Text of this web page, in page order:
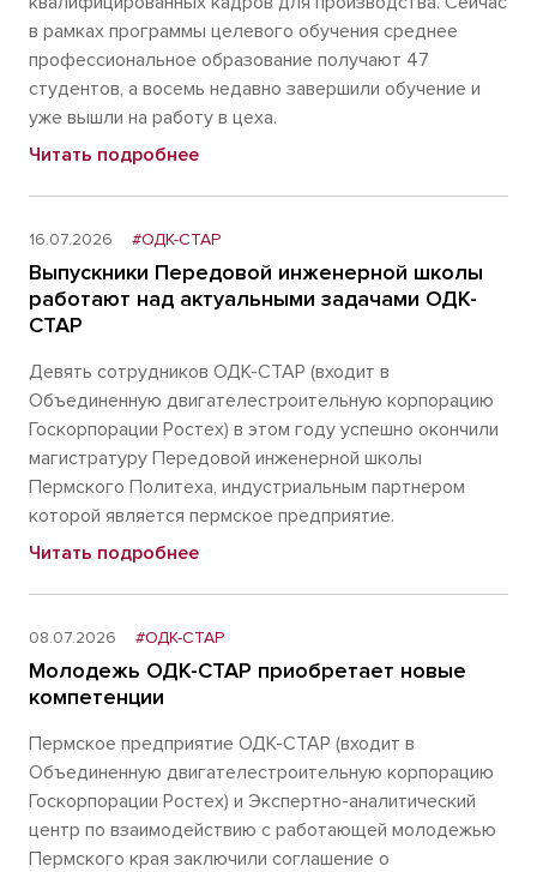
в рамках программы целевого обучения среднее
профессиональное образование получают 47
студентов, а восемь недавно завершили обучение и
уже вышли на работу в цеха.
Читать подробнее
16.07.2026 #ОДК-СТАР
Выпускники Передовой инженерной школы
работают над актуальными задачами ОДК-
СТАР
Девять сотрудников ОДК-СТАР (входит в
Объединенную двигателестроительную корпорацию
Госкорпорации Ростех) в этом году успешно окончили
магистратуру Передовой инженерной школы
Пермского Политеха, индустриальным партнером
которой является пермское предприятие.
Читать подробнее
08.07.2026 #ОДК-СТАР
Молодежь ОДК-СТАР приобретает новые
компетенции
Пермское предприятие ОДК-СТАР (входит в
Объединенную двигателестроительную корпорацию
Госкорпорации Ростех) и Экспертно-аналитический
центр по взаимодействию с работающей молодежью
Пермского края заключили соглашение о